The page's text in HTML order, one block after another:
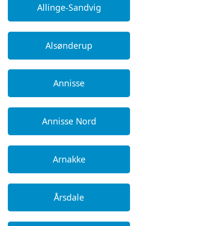
Allinge-Sandvig
Alsønderup
Annisse
Annisse Nord
Arnakke
Årsdale